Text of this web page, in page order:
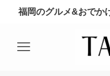
福岡のグルメ&おでか